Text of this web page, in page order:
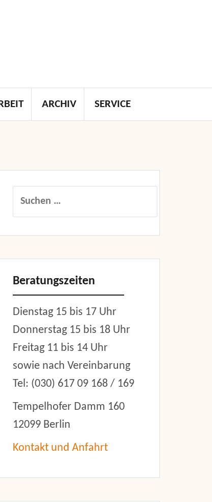
ARCHIV SERVICE
Suchen
Beratungszeiten
Dienstag 15 bis 17 Uhr
Donnerstag 15 bis 18 Uhr
Freitag 11 bis 14 Uhr
sowie nach Vereinbarung
Tel: (030) 617 09 168 / 169
Tempelhofer Damm 160
12099 Berlin
Kontakt und Anfahrt